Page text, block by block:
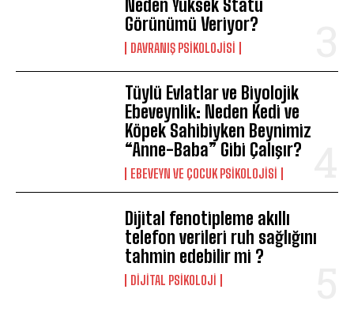
Neden Yüksek Statü
Görünümü Veriyor?
DAVRANIŞ PSIKOLOJISI
Tüylü Evlatlar ve Biyolojik
Ebeveynlik: Neden Kedi ve
Köpek Sahibiyken Beynimiz
“Anne-Baba” Gibi Çalışır?
EBEVEYN VE ÇOCUK PSIKOLOJISI
Dijital fenotipleme akıllı
telefon verileri ruh sağlığını
tahmin edebilir mi ?
DIJITAL PSIKOLOJI